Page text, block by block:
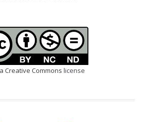
Creative Commons license